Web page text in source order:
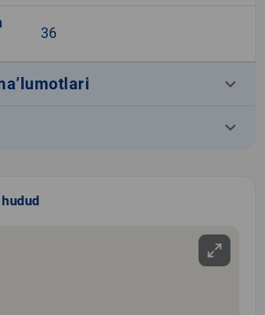
36
keyboard_arrow_down
keyboard_arrow_down